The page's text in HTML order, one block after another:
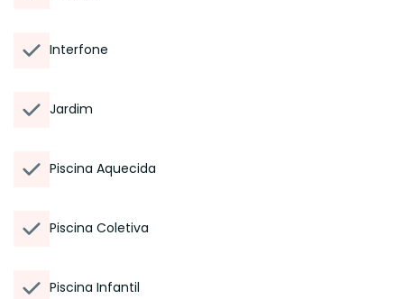
Interfone
Jardim
Piscina Aquecida
Piscina Coletiva
Piscina Infantil